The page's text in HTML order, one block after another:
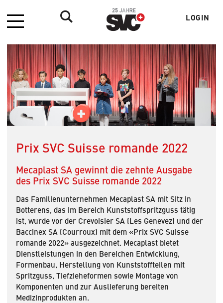
Menü LOGIN
Prix SVC Suisse romande 2022
Mecaplast SA gewinnt die zehnte Ausgabe
des Prix SVC Suisse romande 2022
Das Familienunternehmen Mecaplast SA mit Sitz in
Botterens, das im Bereich Kunststoffspritzguss tätig
ist, wurde vor der Crevoisier SA (Les Genevez) und der
Baccinex SA (Courroux) mit dem «Prix SVC Suisse
romande 2022» ausgezeichnet. Mecaplast bietet
Dienstleistungen in den Bereichen Entwicklung,
Formenbau, Herstellung von Kunststoffteilen mit
Spritzguss, Tiefzieheformen sowie Montage von
Komponenten und zur Auslieferung bereiten
Medizinprodukten an.